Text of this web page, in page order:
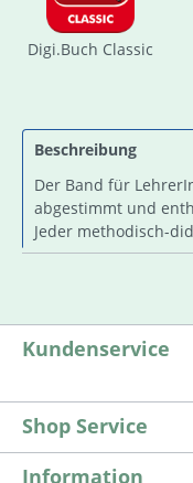
Digi.Buch Classic
Beschreibung
Der Band für
abgestimmt und
Jeder methodisch-
Kundenservice
Shop Service
Information